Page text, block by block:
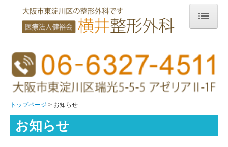
診療案内
整形外科とは？
骨粗しょう症
腰痛
トップページ お知らせ
お知らせ